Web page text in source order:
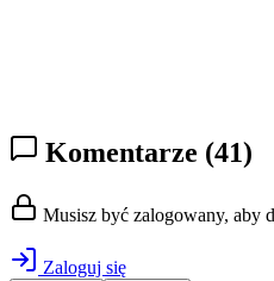
Komentarze (41)
Musisz być zalogowany, aby
Zaloguj się